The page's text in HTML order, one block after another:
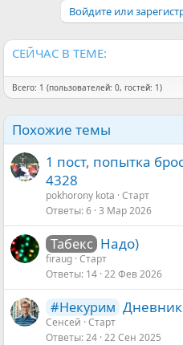
Войдите или
СЕЙЧАС В ТЕМЕ:
Всего: 1 (пользователей: 0, гостей: 1)
Похожие темы
1 пост, попытка
4328
pokhorony kota Старт
Ответы 6 3 Мар 2026
Табекс Надо)
firaug Старт
Ответы 14 22 Фев 2026
#Некурим
Сенсей Старт
Ответы 24 22 Сен 2025